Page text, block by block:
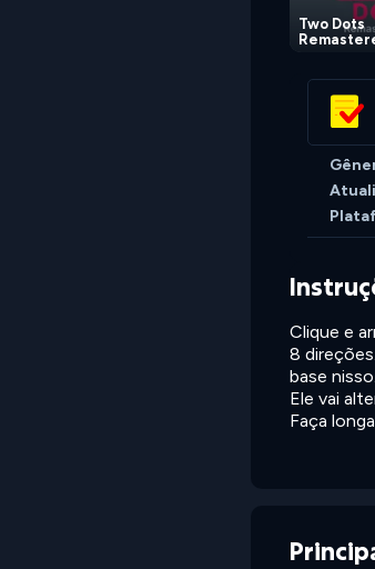
Two Dots
Clique e
8
base
Ele vai
Faça